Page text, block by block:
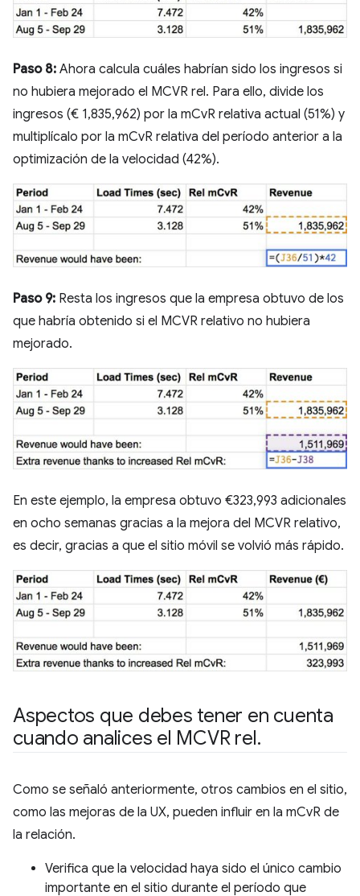
Paso 8: Ahora calcula cuáles habrían sido los ingresos si
no hubiera mejorado el MCVR rel. Para ello, divide los
ingresos (€ 1,835,962) por la mCvR relativa actual (51%) y
multiplícalo por la mCvR relativa del período anterior a la
optimización de la velocidad (42%).
Paso 9: Resta los ingresos que la empresa obtuvo de los
que habría obtenido si el MCVR relativo no hubiera
mejorado.
En este ejemplo, la empresa obtuvo €323,993 adicionales
en ocho semanas gracias a la mejora del MCVR relativo,
es decir, gracias a que el sitio móvil se volvió más rápido.
Aspectos que debes tener en cuenta
cuando analices el MCVR rel.
Como se señaló anteriormente, otros cambios en el sitio,
como las mejoras de la UX, pueden influir en la mCvR de
la relación.
Verifica que la velocidad haya sido el único cambio
importante en el sitio durante el período que